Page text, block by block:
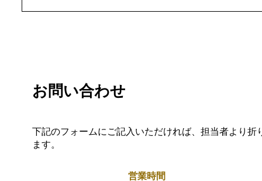
お問い合わせ
下記のフォームにご記入いただければ、担当者より
ます。
営業時間